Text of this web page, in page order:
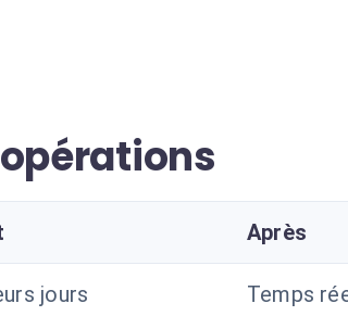
Après
jours Temps